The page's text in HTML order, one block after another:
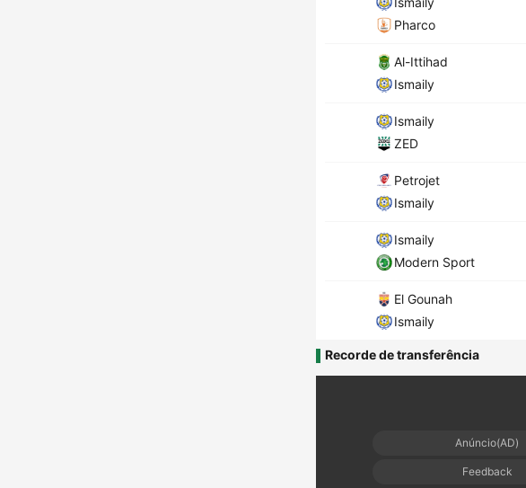
Pharco
Al-Ittihad
Ismaily
Ismaily
ZED
Petrojet
Ismaily
Ismaily
Modern Sport
El Gounah
Ismaily
Recorde de transferência
Anúncio(AD)
Feedback